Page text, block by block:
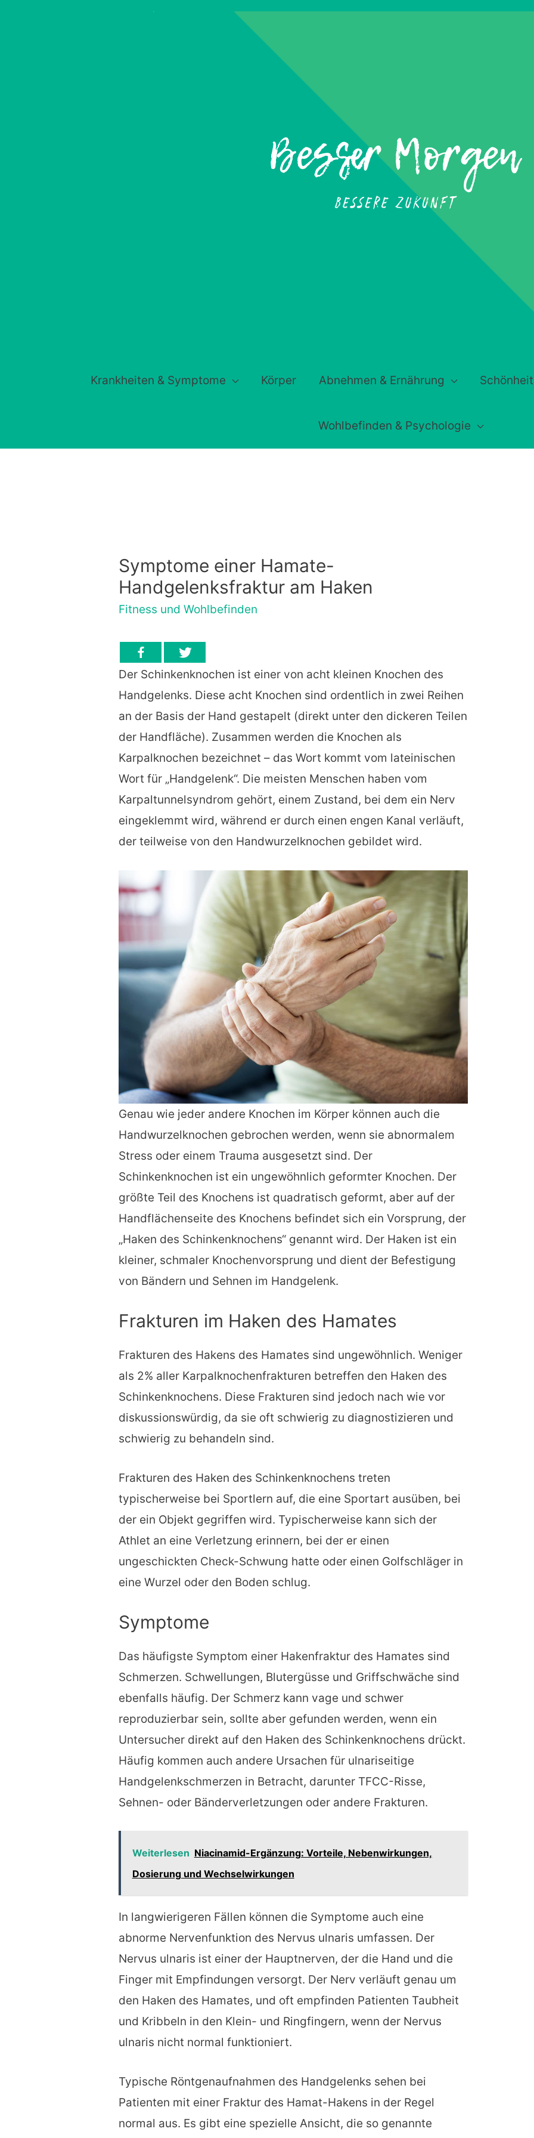
Krankheiten & Symptome Körper Abnehmen & Ernährung Schönheit
Wohlbefinden & Psychologie
Symptome einer Hamate-
Handgelenksfraktur am Haken
Fitness und Wohlbefinden
Der Schinkenknochen ist einer von acht kleinen Knochen des
Handgelenks. Diese acht Knochen sind ordentlich in zwei Reihen
an der Basis der Hand gestapelt (direkt unter den dickeren Teilen
der Handfläche). Zusammen werden die Knochen als
Karpalknochen bezeichnet – das Wort kommt vom lateinischen
Wort für „Handgelenk“. Die meisten Menschen haben vom
Karpaltunnelsyndrom gehört, einem Zustand, bei dem ein Nerv
eingeklemmt wird, während er durch einen engen Kanal verläuft,
der teilweise von den Handwurzelknochen gebildet wird.
Genau wie jeder andere Knochen im Körper können auch die
Handwurzelknochen gebrochen werden, wenn sie abnormalem
Stress oder einem Trauma ausgesetzt sind. Der
Schinkenknochen ist ein ungewöhnlich geformter Knochen. Der
größte Teil des Knochens ist quadratisch geformt, aber auf der
Handflächenseite des Knochens befindet sich ein Vorsprung, der
„Haken des Schinkenknochens“ genannt wird. Der Haken ist ein
kleiner, schmaler Knochenvorsprung und dient der Befestigung
von Bändern und Sehnen im Handgelenk.
Frakturen im Haken des Hamates
Frakturen des Hakens des Hamates sind ungewöhnlich. Weniger
als 2% aller Karpalknochenfrakturen betreffen den Haken des
Schinkenknochens. Diese Frakturen sind jedoch nach wie vor
diskussionswürdig, da sie oft schwierig zu diagnostizieren und
schwierig zu behandeln sind.
Frakturen des Haken des Schinkenknochens treten
typischerweise bei Sportlern auf, die eine Sportart ausüben, bei
der ein Objekt gegriffen wird. Typischerweise kann sich der
Athlet an eine Verletzung erinnern, bei der er einen
ungeschickten Check-Schwung hatte oder einen Golfschläger in
eine Wurzel oder den Boden schlug.
Symptome
Das häufigste Symptom einer Hakenfraktur des Hamates sind
Schmerzen. Schwellungen, Blutergüsse und Griffschwäche sind
ebenfalls häufig. Der Schmerz kann vage und schwer
reproduzierbar sein, sollte aber gefunden werden, wenn ein
Untersucher direkt auf den Haken des Schinkenknochens drückt.
Häufig kommen auch andere Ursachen für ulnariseitige
Handgelenkschmerzen in Betracht, darunter TFCC-Risse,
Sehnen- oder Bänderverletzungen oder andere Frakturen.
Weiterlesen Niacinamid-Ergänzung: Vorteile, Nebenwirkungen,
Dosierung und Wechselwirkungen
In langwierigeren Fällen können die Symptome auch eine
abnorme Nervenfunktion des Nervus ulnaris umfassen. Der
Nervus ulnaris ist einer der Hauptnerven, der die Hand und die
Finger mit Empfindungen versorgt. Der Nerv verläuft genau um
den Haken des Hamates, und oft empfinden Patienten Taubheit
und Kribbeln in den Klein- und Ringfingern, wenn der Nervus
ulnaris nicht normal funktioniert.
Typische Röntgenaufnahmen des Handgelenks sehen bei
Patienten mit einer Fraktur des Hamat-Hakens in der Regel
normal aus. Es gibt eine spezielle Ansicht, die so genannte